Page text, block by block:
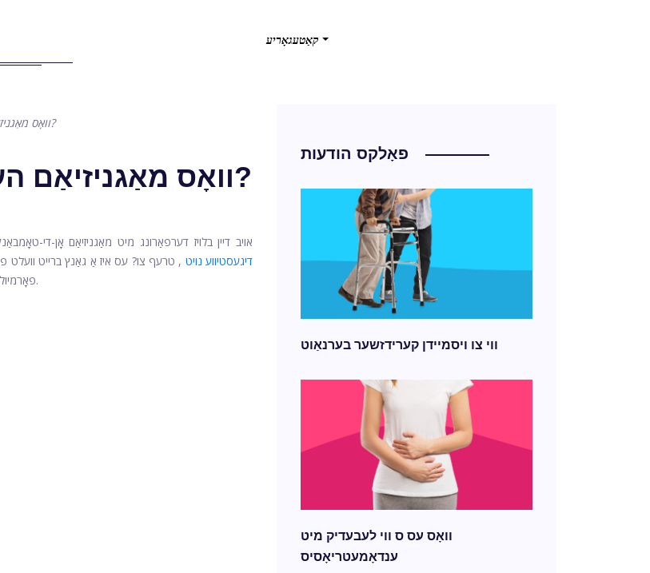
קאַטעגאָריע
וואָס מאַגניזיאַם העסאָפע איז רעכט פֿאַר מיר?
וואָס מאַגניזיאַם העסאָפע איז רעכט פֿאַר מיר?
אויב דיין בלויז דערפאַרונג מיט מאַגניזיאַם אָן-די-
דיגעסטיווע נויט , טרעף צו? עס איז אַ גאַנץ ברייט וועלט
פאָרמיוליישאַנז, און יעדער פאַרשיידנקייַט איז דיזיינד צו מייַכל פאַרשידענע סימפּטאָמס.
פאָלקס הודעות
ווי צו ויסמיידן קערידזשער בערנאַוט
וואָס עס ס ווי לעבעדיק מיט
ענדאָמעטריאָסיס